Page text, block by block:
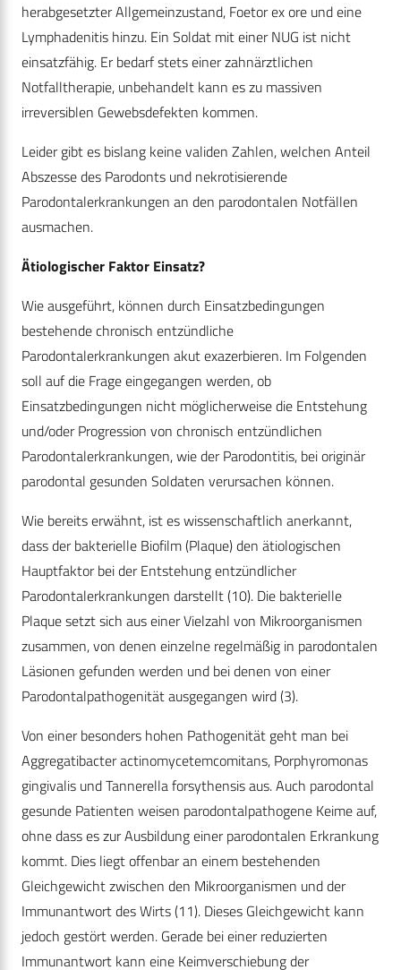
herabgesetzter Allgemeinzustand, Foetor ex ore und eine
Lymphadenitis hinzu. Ein Soldat mit einer NUG ist nicht
einsatzfähig. Er bedarf stets einer zahnärztlichen
Notfalltherapie, unbehandelt kann es zu massiven
irreversiblen Gewebsdefekten kommen.
Leider gibt es bislang keine validen Zahlen, welchen Anteil
Abszesse des Parodonts und nekrotisierende
Parodontalerkrankungen an den parodontalen Notfällen
ausmachen.
Ätiologischer Faktor Einsatz?
Wie ausgeführt, können durch Einsatzbedingungen
bestehende chronisch entzündliche
Parodontalerkrankungen akut exazerbieren. Im Folgenden
soll auf die Frage eingegangen werden, ob
Einsatzbedingungen nicht möglicherweise die Entstehung
und/oder Progression von chronisch entzündlichen
Parodontalerkrankungen, wie der Parodontitis, bei originär
parodontal gesunden Soldaten verursachen können.
Wie bereits erwähnt, ist es wissenschaftlich anerkannt,
dass der bakterielle Biofilm (Plaque) den ätiologischen
Hauptfaktor bei der Entstehung entzündlicher
Parodontalerkrankungen darstellt (10). Die bakterielle
Plaque setzt sich aus einer Vielzahl von Mikroorganismen
zusammen, von denen einzelne regelmäßig in parodontalen
Läsionen gefunden werden und bei denen von einer
Parodontalpathogenität ausgegangen wird (3).
Von einer besonders hohen Pathogenität geht man bei
Aggregatibacter actinomycetemcomitans, Porphyromonas
gingivalis und Tannerella forsythensis aus. Auch parodontal
gesunde Patienten weisen parodontalpathogene Keime auf,
ohne dass es zur Ausbildung einer parodontalen Erkrankung
kommt. Dies liegt offenbar an einem bestehenden
Gleichgewicht zwischen den Mikroorganismen und der
Immunantwort des Wirts (11). Dieses Gleichgewicht kann
jedoch gestört werden. Gerade bei einer reduzierten
Immunantwort kann eine Keimverschiebung der